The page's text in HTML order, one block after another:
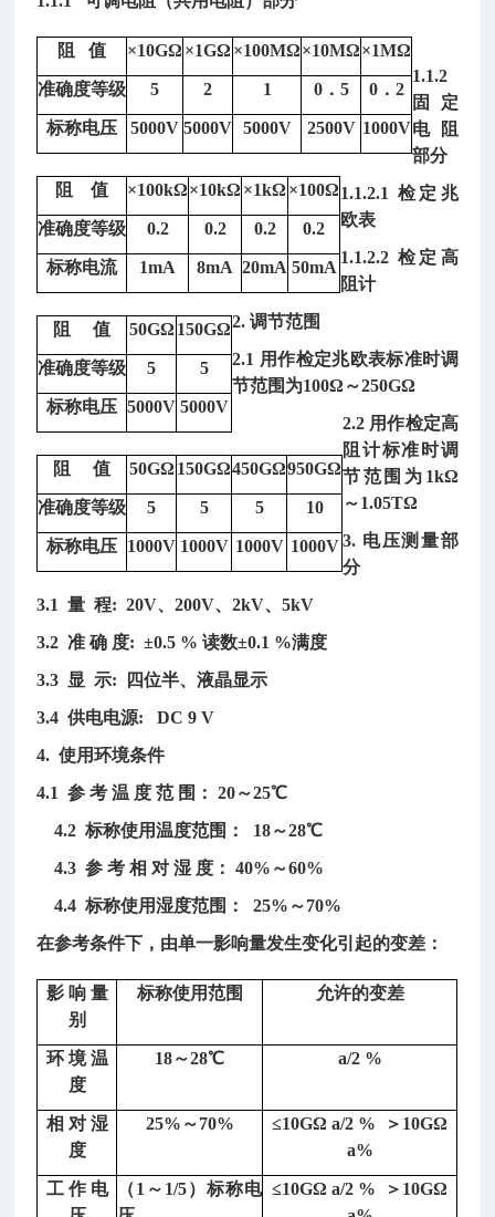
阻 值 ×10GΩ ×1GΩ ×100MΩ×10MΩ×1MΩ
准确度等级 5 2 1 0．5 0．2
标称电压 5000V 5000V 5000V 2500V 1000V
阻 值 ×100kΩ×10kΩ ×1kΩ ×100Ω
准确度等级 0.2 0.2 0.2 0.2
标称电流 1mA 8mA 20mA 50mA
1.1.2
固定
电阻
部分
1.1.2.1 检定兆
欧表
阻 值 50GΩ 150GΩ
准确度等级 5 5
标称电压 5000V 5000V
1.1.2.2 检定高
阻计
阻 值 50GΩ 150GΩ450GΩ950GΩ
准确度等级 5 5 5 10
标称电压 1000V 1000V 1000V 1000V
2. 调节范围
2.1 用作检定兆欧表标准时调
节范围为100Ω～250GΩ
2.2 用作检定高
阻计标准时调
节范围为1kΩ
～1.05TΩ
3. 电压测量部
分
3.1 量 程: 20V、200V、2kV、5kV
3.2 准 确 度: ±0.5 % 读数±0.1 %满度
3.3 显 示: 四位半、液晶显示
3.4 供电电源: DC 9 V
4. 使用环境条件
4.1 参 考 温 度 范 围： 20～25℃
4.2 标称使用温度范围： 18～28℃
4.3 参 考 相 对 湿 度： 40%～60%
4.4 标称使用湿度范围： 25%～70%
在参考条件下，由单一影响量发生变化引起的变差：
影 响 量
别
标称使用范围 允许的变差
环 境 温
度
18～28℃ a/2 %
相 对 湿
度
25%～70%
≤10GΩ a/2 % ＞10GΩ
a%
工 作 电
（1～1/5）标称电 ≤10GΩ a/2 % ＞10GΩ